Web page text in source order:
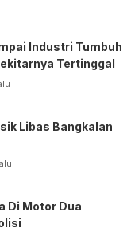
Industri Tumbuh
Tertinggal
Libas Bangkalan
Di Motor Dua